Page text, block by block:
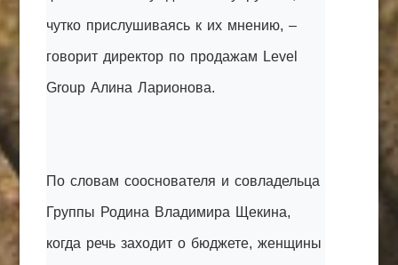
чутко прислушиваясь к их мнению, –
говорит директор по продажам Level
Group Алина Ларионова.
По словам сооснователя и совладельца
Группы Родина Владимира Щекина,
когда речь заходит о бюджете, женщины